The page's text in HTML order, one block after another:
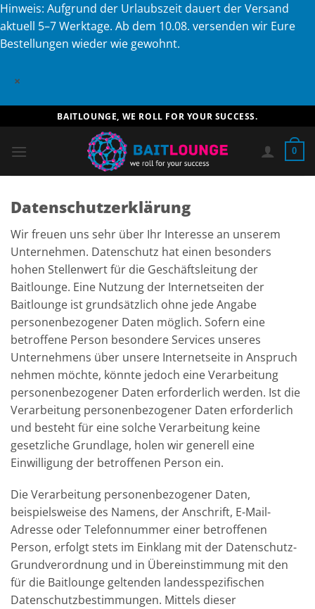
Hinweis: Aufgrund der Urlaubszeit dauert der Versand
aktuell 5–7 Werktage. Ab dem 10.08. versenden wir Eure
Bestellungen wieder wie gewohnt.
×
Inhalt
springen
BAITLOUNGE, WE ROLL FOR YOUR SUCCESS.
0
Datenschutzerklärung
Wir freuen uns sehr über Ihr Interesse an unserem
Unternehmen. Datenschutz hat einen besonders
hohen Stellenwert für die Geschäftsleitung der
Baitlounge. Eine Nutzung der Internetseiten der
Baitlounge ist grundsätzlich ohne jede Angabe
personenbezogener Daten möglich. Sofern eine
betroffene Person besondere Services unseres
Unternehmens über unsere Internetseite in Anspruch
nehmen möchte, könnte jedoch eine Verarbeitung
personenbezogener Daten erforderlich werden. Ist die
Verarbeitung personenbezogener Daten erforderlich
und besteht für eine solche Verarbeitung keine
gesetzliche Grundlage, holen wir generell eine
Einwilligung der betroffenen Person ein.
Die Verarbeitung personenbezogener Daten,
beispielsweise des Namens, der Anschrift, E-Mail-
Adresse oder Telefonnummer einer betroffenen
Person, erfolgt stets im Einklang mit der Datenschutz-
Grundverordnung und in Übereinstimmung mit den
für die Baitlounge geltenden landesspezifischen
Datenschutzbestimmungen. Mittels dieser